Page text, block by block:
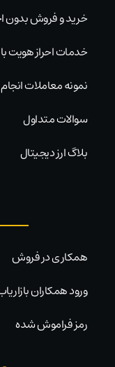
خرید و فروش بدون
خدمات احراز هویت
نمونه معاملات
سوالات متداول
بلاگ ارز دیجیتال
همکاری در فروش
ورود همکاران
رمز فراموش شده